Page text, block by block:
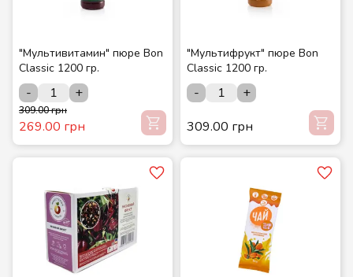
"Мультивитамин" пюре Bon
Classic 1200 гр.
- +
309.00 грн
269.00 грн
"Мультифрукт" пюре Bon
Classic 1200 гр.
-
+
309.00 грн